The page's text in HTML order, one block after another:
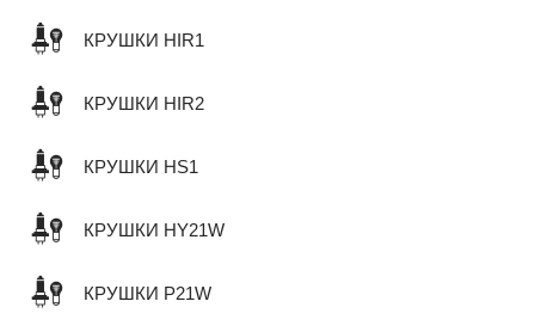
КРУШКИ HIR1
КРУШКИ HIR2
КРУШКИ HS1
КРУШКИ HY21W
КРУШКИ P21W